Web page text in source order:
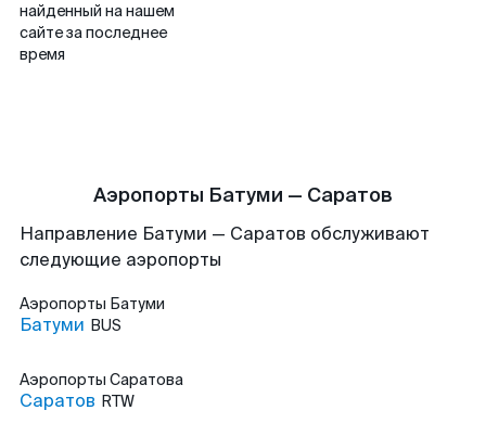
найденный на нашем
сайте за последнее
время
Аэропорты Батуми — Саратов
Направление Батуми — Саратов обслуживают
следующие аэропорты
Аэропорты Батуми
Батуми BUS
Аэропорты Саратова
Саратов RTW